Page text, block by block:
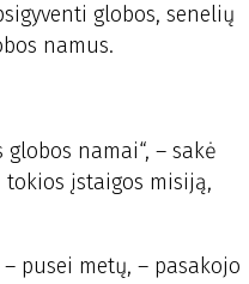
globos, senelių
namus.
namai“, – sakė
tokios įstaigos misiją,
pusei metų, – pasakojo